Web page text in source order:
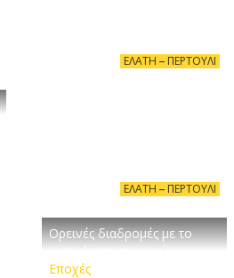
ΕΛΆΤΗ – ΠΕΡΤΟΎΛΙ
ΕΛΆΤΗ – ΠΕΡΤΟΎΛΙ
Ορεινές διαδρομές με το
Εποχές